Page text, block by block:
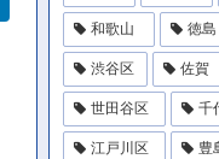
和歌山 徳島
渋谷区 佐賀
世田谷区 千
江戸川区 豊